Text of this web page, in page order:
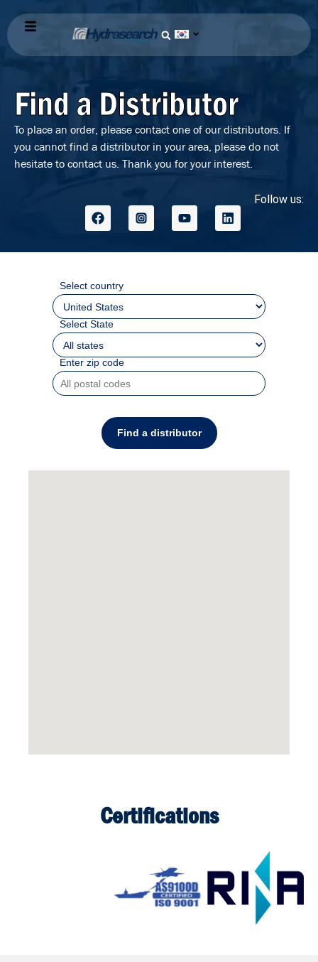
Find a Distributor
To place an order, please contact one of our distributors. If
you cannot find a distributor in your area, please do not
hesitate to contact us. Thank you for your interest.
Follow us:
Select country
Select State
Enter zip code
Find a distributor
Certifications